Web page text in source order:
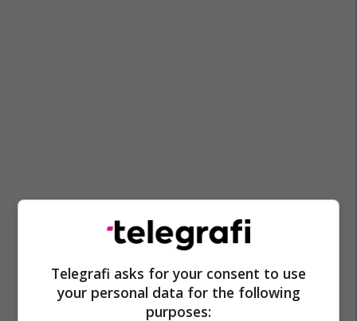
Telegrafi asks for your consent to use
your personal data for the following
purposes: